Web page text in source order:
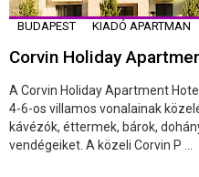
BUDAPEST KIADÓ APARTMAN
Corvin Holiday
A Corvin Holiday Apartment
4-6-os villamos vonalainak
kávézók, éttermek, bárok,
vendégeiket. A közeli Corvin P ...